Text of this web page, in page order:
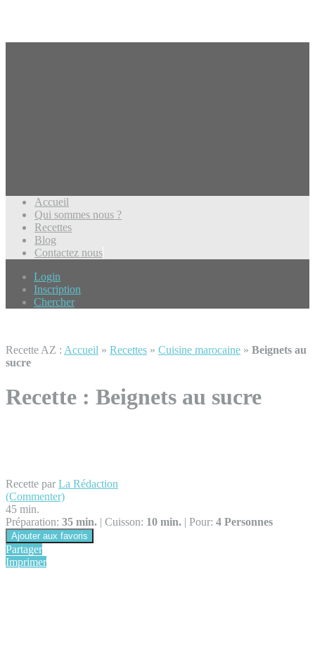
Accueil
Qui sommes nous ?
Recettes
Blog
Contactez nous
Login
Inscription
Chercher
Recette AZ : Accueil » Recettes » Cuisine marocaine » Beignets au
sucre
Recette : Beignets au sucre
Recette par La Rédaction
(Commenter)
45 min.
Préparation: 35 min. | Cuisson: 10 min. | Pour: 4 Personnes
Ajouter aux favoris
Partager
Imprimer